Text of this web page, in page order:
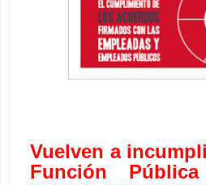
Vuelven a
Función